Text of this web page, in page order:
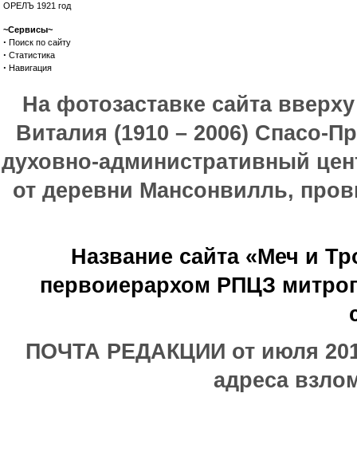
ОРЕЛЪ 1921 год
~Сервисы~
· Поиск по сайту
· Статистика
· Навигация
На фотозаставке сайта
Виталия (1910 – 2006) Спасо-
духовно-административный
от деревни Мансонвилль,
Название сайта «Меч и
первоиерархом РПЦЗ
ПОЧТА РЕДАКЦИИ от июля
адреса